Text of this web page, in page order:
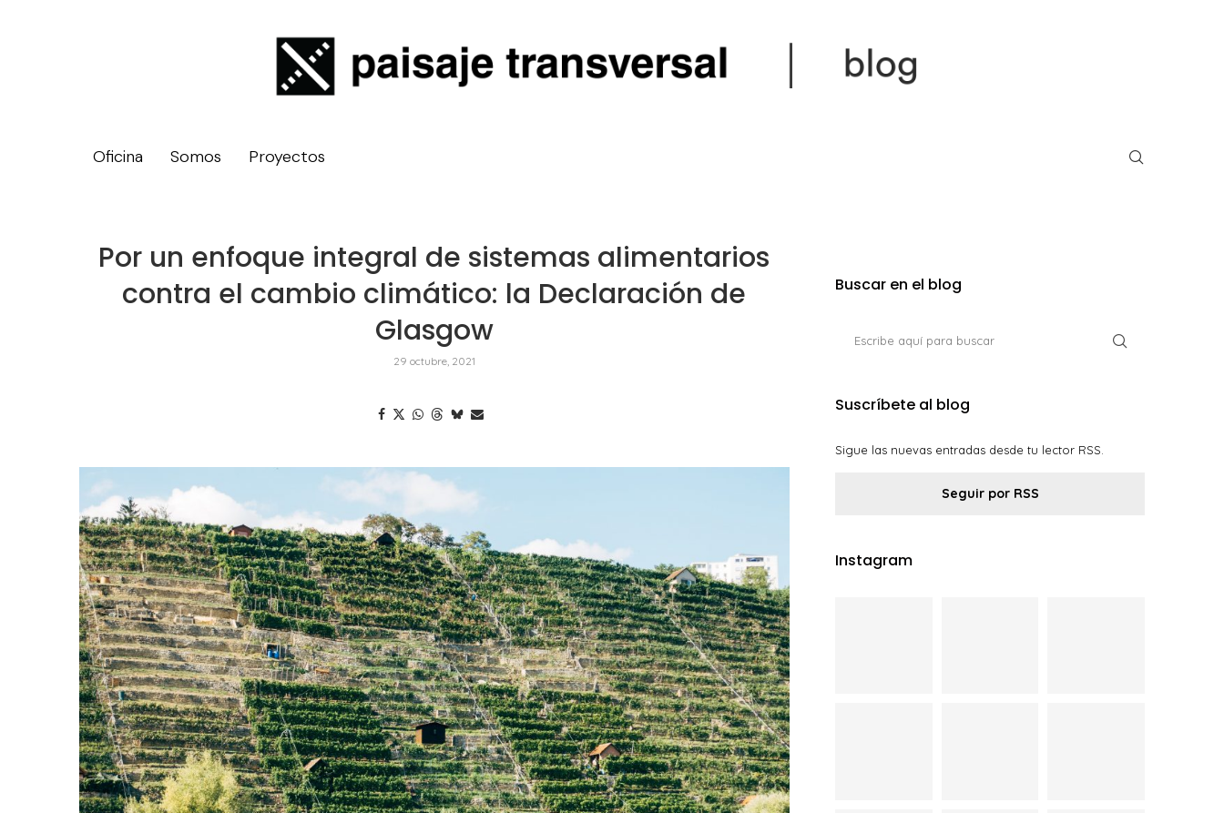
Oficina Somos Proyectos
Por un enfoque integral de sistemas alimentarios
contra el cambio climático: la Declaración de
Glasgow
29 octubre, 2021
Buscar en el blog
Suscríbete al blog
Sigue las nuevas entradas desde tu lector RSS.
Seguir por RSS
Instagram